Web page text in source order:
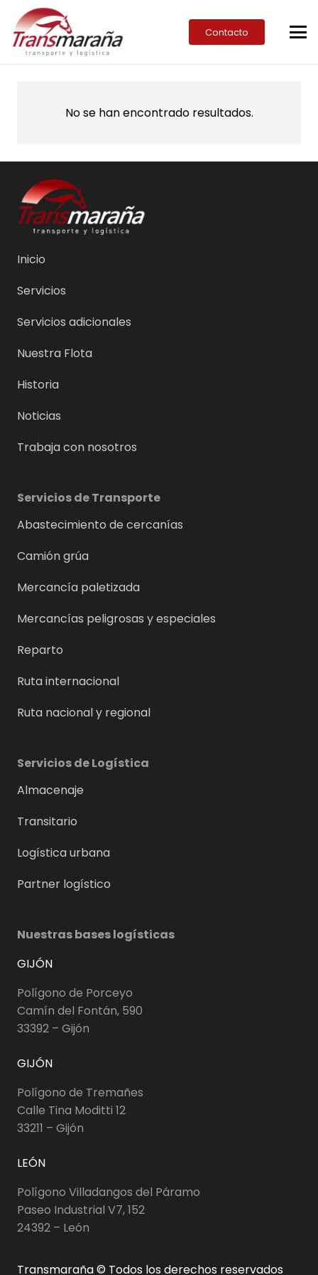
Contacto
No se han encontrado resultados.
Inicio
Servicios
Servicios adicionales
Nuestra Flota
Historia
Noticias
Trabaja con nosotros
Servicios de Transporte
Abastecimiento de cercanías
Camión grúa
Mercancía paletizada
Mercancías peligrosas y especiales
Reparto
Ruta internacional
Ruta nacional y regional
Servicios de Logística
Almacenaje
Transitario
Logística urbana
Partner logístico
Nuestras bases logísticas
GIJÓN
Polígono de Porceyo
Camín del Fontán, 590
33392 – Gijón
GIJÓN
Polígono de Tremañes
Calle Tina Moditti 12
33211 – Gijón
LEÓN
Polígono Villadangos del Páramo
Paseo Industrial V7, 152
24392 – León
Transmaraña © Todos los derechos reservados